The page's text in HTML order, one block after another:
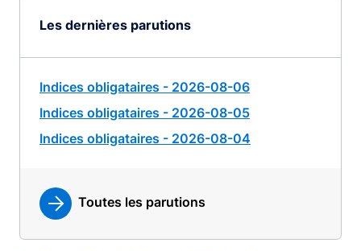
Les dernières parutions
Indices obligataires - 2026-08-06
Indices obligataires - 2026-08-05
Indices obligataires - 2026-08-04
Toutes les parutions